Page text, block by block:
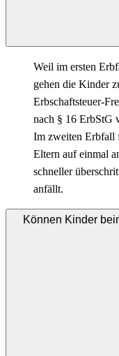
Weil im ersten
gehen die Kinder
Erbschaftsteuer-
nach § 16 ErbStG
Im zweiten Erbfall
Eltern auf einmal
schneller
anfällt.
Können Kinder